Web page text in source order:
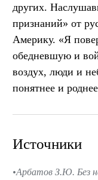
других.
признаний» от
Америку. «Я
обедневшую и
воздух, люди и
понятнее и
Источники
Арбатов З.Ю. Без